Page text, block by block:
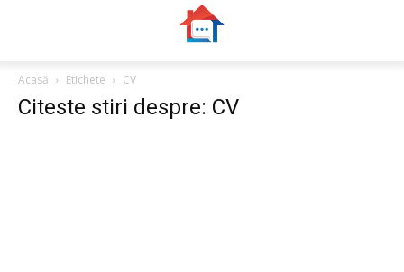
Acasă Etichete CV
Citeste stiri despre: CV